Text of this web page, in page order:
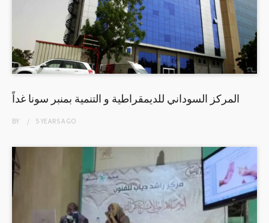
المركز السوداني للديمقراطية و التنمية بمنبر سونا غداً
BY 5 YEARSAGO